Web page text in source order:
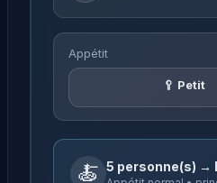
Appétit
🥄 Petit
🍝 5 personne(s) →